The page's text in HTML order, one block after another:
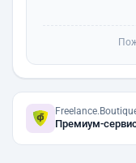
Премиум-